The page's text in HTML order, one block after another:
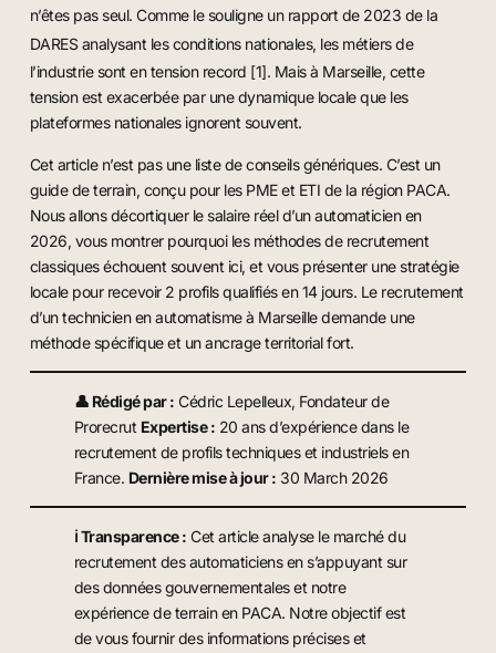
n’êtes pas seul. Comme le souligne un rapport de 2023 de la
DARESanalysant les conditions nationales, les métiers de
l’industrie sont en tension record [1]. Mais à Marseille, cette
tension est exacerbée par une dynamique locale que les
plateformes nationales ignorent souvent.
Cet article n’est pas une liste de conseils génériques. C’est un
guide de terrain, conçu pour les PME et ETI de la région PACA.
Nous allons décortiquer le salaire réel d’un automaticien en
2026, vous montrer pourquoi les méthodes de recrutement
classiques échouent souvent ici, et vous présenter une stratégie
locale pour recevoir 2 profils qualifiés en 14 jours. Le recrutement
d’un technicien en automatisme à Marseille demande une
méthode spécifique et un ancrage territorial fort.
👤 Rédigé par : Cédric Lepelleux, Fondateur de
Prorecrut Expertise : 20 ans d’expérience dans le
recrutement de profils techniques et industriels en
France. Dernière mise à jour : 30 March 2026
ℹ️ Transparence : Cet article analyse le marché du
recrutement des automaticiens en s’appuyant sur
des données gouvernementales et notre
expérience de terrain en PACA. Notre objectif est
de vous fournir des informations précises et